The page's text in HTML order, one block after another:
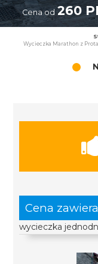
Cena od 260
Wycieczka Marathon z
Cena zawiera
wycieczka